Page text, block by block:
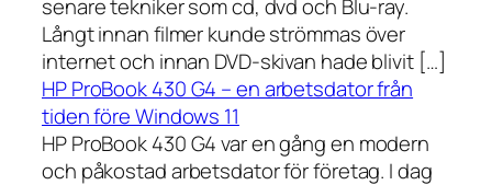
senare tekniker som cd, dvd och Blu-ray.
Långt innan filmer kunde strömmas över
internet och innan DVD-skivan hade blivit […]
HP ProBook 430 G4 – en arbetsdator från
tiden före Windows 11
HP ProBook 430 G4 var en gång en modern
och påkostad arbetsdator för företag. I dag